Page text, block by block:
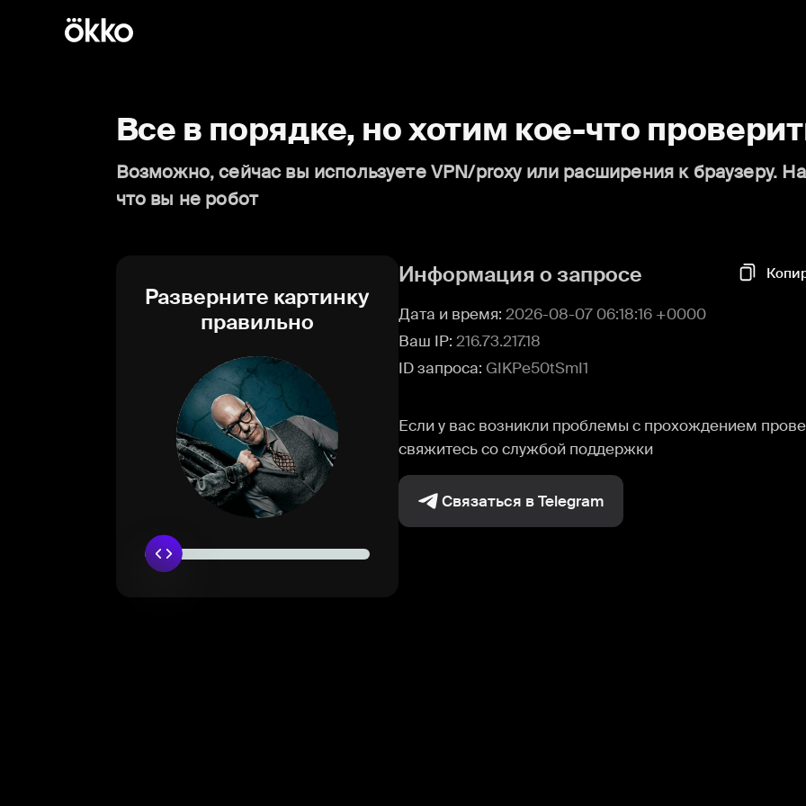
Все в порядке, но хотим кое-что
Возможно, сейчас вы используете VPN/proxy или расширения к браузеру.
что вы не робот
Разверните картинку
правильно
Информация о запросе
Дата и время: 2026-08-07 06:18:16 +0000
Ваш IP: 216.73.217.18
ID запроса: GIKPe50tSmI1
Если у вас возникли проблемы с прохождением
свяжитесь со службой поддержки
Связаться в Telegram